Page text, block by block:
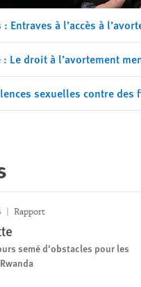
Entraves à l’accès à
: Le droit à l’avortement
sexuelles contre des
Rapport
semé d'obstacles pour les